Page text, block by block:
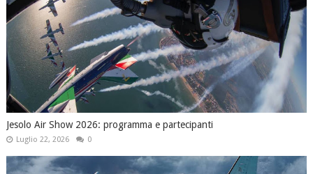
Jesolo Air Show 2026: programma e partecipanti
Luglio 22, 2026 0